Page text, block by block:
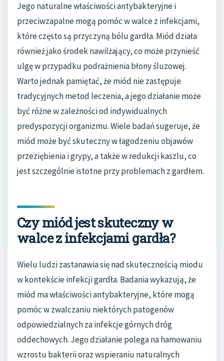
Jego naturalne właściwości antybakteryjne i
przeciwzapalne mogą pomóc w walce z infekcjami,
które często są przyczyną bólu gardła. Miód działa
również jako środek nawilżający, co może przynieść
ulgę w przypadku podrażnienia błony śluzowej.
Warto jednak pamiętać, że miód nie zastępuje
tradycyjnych metod leczenia, a jego działanie może
być różne w zależności od indywidualnych
predyspozycji organizmu. Wiele badań sugeruje, że
miód może być skuteczny w łagodzeniu objawów
przeziębienia i grypy, a także w redukcji kaszlu, co
jest szczególnie istotne przy problemach z gardłem.
Czy miód jest skuteczny w
walce z infekcjami gardła?
Wielu ludzi zastanawia się nad skutecznością miodu
w kontekście infekcji gardła. Badania wykazują, że
miód ma właściwości antybakteryjne, które mogą
pomóc w zwalczaniu niektórych patogenów
odpowiedzialnych za infekcje górnych dróg
oddechowych. Jego działanie polega na hamowaniu
wzrostu bakterii oraz wspieraniu naturalnych